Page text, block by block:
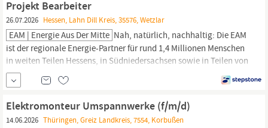
entwickelt
Projekt Bearbeiter
26.07.2026 Hessen, Lahn Dill Kreis, 35576, Wetzlar
EAM | Energie Aus Der Mitte Nah, natürlich, nachhaltig: Die EAM
ist der regionale Energie-Partner für rund 1,4 Millionen Menschen
in weiten Teilen Hessens, in Südniedersachsen sowie in Teilen von
Nordrhein-Westfalen,
und Rheinland-Pfalz. Als 100
Prozent kommunales Unternehmen sorgt die EAM für eine sichere
Elektromonteur Umspannwerke (f/m/d)
14.06.2026 Thüringen, Greiz Landkreis, 7554, Korbußen